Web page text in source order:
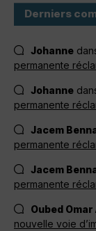
Derniers
Johanne
permanente
Johanne
permanente
Jacem
permanente
Jacem
permanente
Oubed
nouvelle voie